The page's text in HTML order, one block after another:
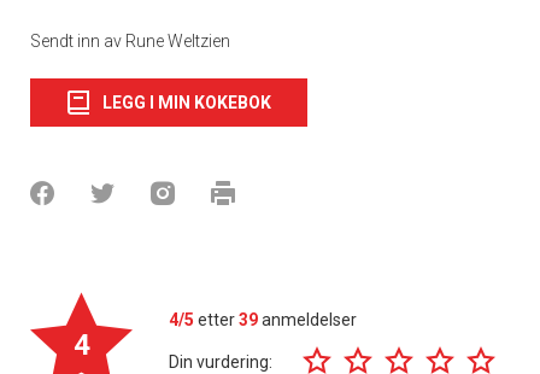
Sendt inn av Rune Weltzien
LEGG I MIN KOKEBOK
4
4/5 etter39anmeldelser
Din vurdering: